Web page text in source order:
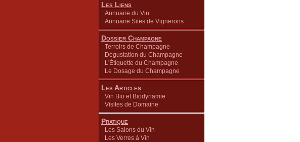
Les Liens
Annuaire du Vin
Annuaire Sites de Vignerons
Dossier Champagne
Terroirs de Champagne
Dégustation du Champagne
L'Étiquette du Champagne
Le Dosage du Champagne
Les Articles
Vin Bio et Biodynamie
Visites de Domaine
Pratique
Les Salons du Vin
Les Verres à Vin